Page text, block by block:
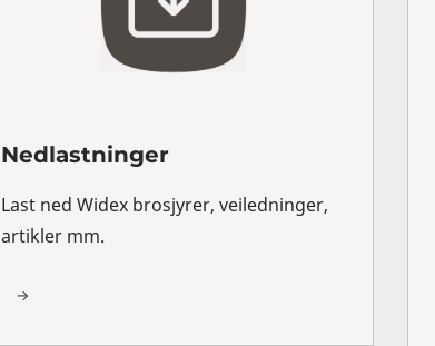
Nedlastninger
Last ned Widex brosjyrer, veiledninger,
artikler mm.